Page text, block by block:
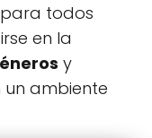
todos
en la
y
un ambiente